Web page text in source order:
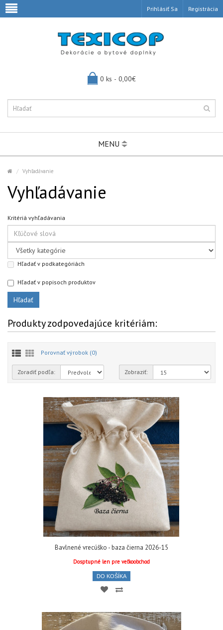
Prihlásiť Sa Registrácia
0 ks - 0,00€
MENU
Vyhľadávanie
Vyhľadávanie
Kritériá vyhľadávania
Hľadať v podkategóriách
Hľadať v popisoch produktov
Produkty zodpovedajúce kritériám:
Porovnať výrobok (0)
Zoradiť podľa: Zobraziť:
Bavlnené vrecúško - baza čierna 2026-15
Dosptupné len pre veľkoobchod
DO KOŠÍKA